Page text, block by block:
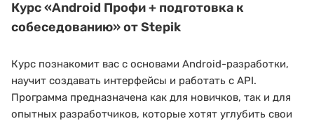
Курс«Android Профи + подготовка к
собеседованию»от Stepik
Курс познакомит вас с основами Android-разработки,
научит создавать интерфейсы и работать с API.
Программа предназначена как для новичков, так и для
опытных разработчиков, которые хотят углубить свои